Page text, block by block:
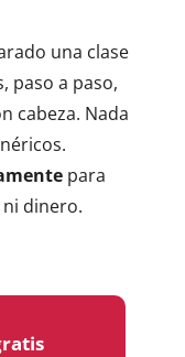
una clase
paso a paso,
cabeza. Nada
para
dinero.